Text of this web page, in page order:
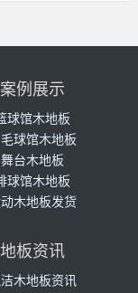
案例展示
球馆木地板
球馆木地板
舞台木地板
球馆木地板
木地板发货
地板资讯
木地板资讯